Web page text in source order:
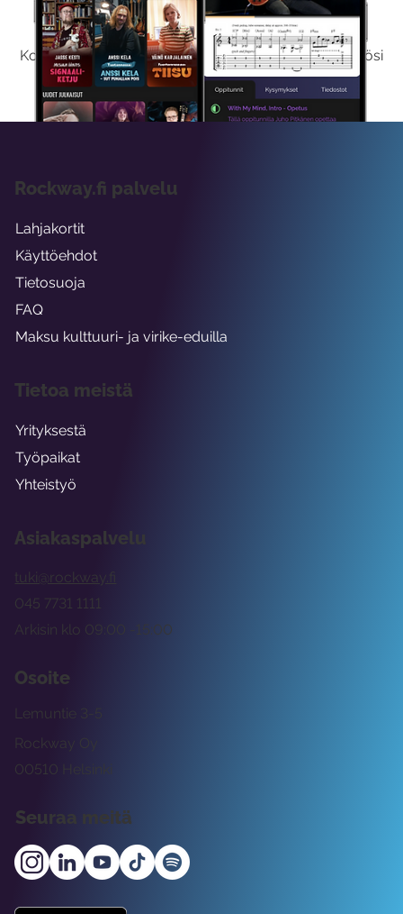
Kokeile Ilmaiseksi
Kokeilemalla ilmaiseksi saat koko sisältömme käyttöösi
viikon ajaksi.
Asiakaspalvelu
tuki@rockway.fi
Arkisin klo 09:00 -15:00
045 7731 1111
Osoite
Rockway Oy
Lemuntie 3-5
00510 Helsinki
Seuraa meitä
Rockway.fi palvelu
Lahjakortit
Käyttöehdot
Tietosuoja
FAQ
Maksu kulttuuri- ja virike-eduilla
Tietoa meistä
Yrityksestä
Työpaikat
Yhteistyö